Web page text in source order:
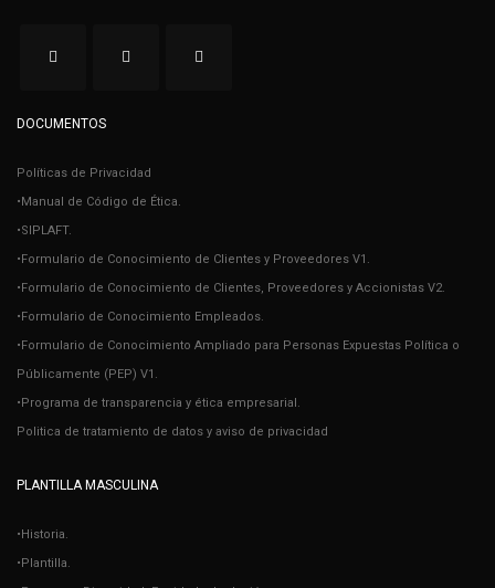
DOCUMENTOS
Políticas de Privacidad
•Manual de Código de Ética.
•SIPLAFT.
•Formulario de Conocimiento de Clientes y Proveedores V1.
•Formulario de Conocimiento de Clientes, Proveedores y Accionistas V2.
•Formulario de Conocimiento Empleados.
•Formulario de Conocimiento Ampliado para Personas Expuestas Política o
Públicamente (PEP) V1.
•Programa de transparencia y ética empresarial.
Politica de tratamiento de datos y aviso de privacidad
PLANTILLA MASCULINA
•Historia.
•Plantilla.